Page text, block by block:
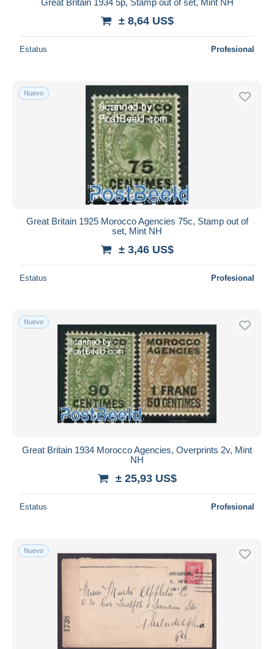
± 8,64 US$
Estatus Profesional
Nuevo
Great Britain 1925 Morocco Agencies 75c, Stamp out of
set, Mint NH
± 3,46 US$
Estatus Profesional
Nuevo
Great Britain 1934 Morocco Agencies, Overprints 2v, Mint
NH
± 25,93 US$
Estatus Profesional
Nuevo